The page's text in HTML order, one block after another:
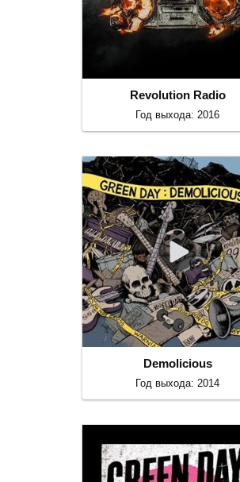
Revolution Radio
Год выхода: 2016
Demolicious
Год выхода: 2014